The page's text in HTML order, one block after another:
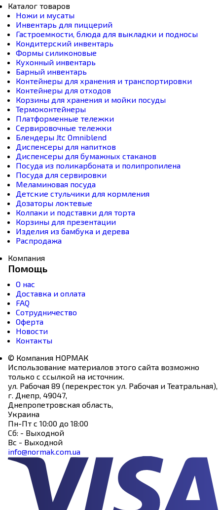
Каталог товаров
Ножи и мусаты
Инвентарь для пиццерий
Гастроемкости, блюда для выкладки и подносы
Кондитерский инвентарь
Формы силиконовые
Кухонный инвентарь
Барный инвентарь
Контейнеры для хранения и транспортировки
Контейнеры для отходов
Корзины для хранения и мойки посуды
Термоконтейнеры
Платформенные тележки
Сервировочные тележки
Блендеры Jtc Omniblend
Диспенсеры для напитков
Диспенсеры для бумажных стаканов
Посуда из поликарбоната и полипропилена
Посуда для сервировки
Меламиновая посуда
Детские стульчики для кормления
Дозаторы локтевые
Колпаки и подставки для торта
Корзины для презентации
Изделия из бамбука и дерева
Распродажа
Компания
Помощь
О нас
Доставка и оплата
FAQ
Сотрудничество
Оферта
Новости
Контакты
© Компания НОРМАК
Использование материалов этого сайта возможно
только с ссылкой на источник.
ул. Рабочая 89 (перекресток ул. Рабочая и Театральная),
г. Днепр 49047
Днепропетровская область
Украина
Пн-Пт с 10:00 до 18:00
Сб: - Выходной
Вс - Выходной
info@normak.com.ua